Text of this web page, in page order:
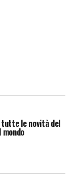
le novità del